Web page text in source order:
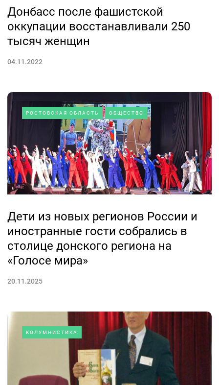
Донбасс после фашистской
оккупации восстанавливали 250
тысяч женщин
04.11.2022
РОСТОВСКАЯ ОБЛАСТЬ ОБЩЕСТВО
Дети из новых регионов России и
иностранные гости собрались в
столице донского региона на
«Голосе мира»
20.11.2025
КОЛУМНИСТИКА